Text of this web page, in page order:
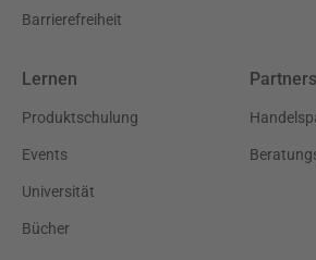
Barrierefreiheit
Lernen
Produktschulung
Events
Universität
Bücher
Partners